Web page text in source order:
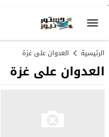
.
الرئيسية العدوان على غزة
العدوان على غزة